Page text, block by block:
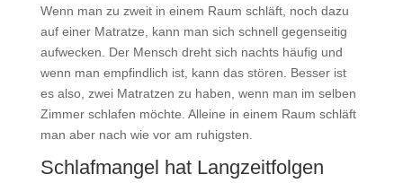
Wenn man zu zweit in einem Raum schläft, noch dazu
auf einer Matratze, kann man sich schnell gegenseitig
aufwecken. Der Mensch dreht sich nachts häufig und
wenn man empfindlich ist, kann das stören. Besser ist
es also, zwei Matratzen zu haben, wenn man im selben
Zimmer schlafen möchte. Alleine in einem Raum schläft
man aber nach wie vor am ruhigsten.
Schlafmangel hat Langzeitfolgen